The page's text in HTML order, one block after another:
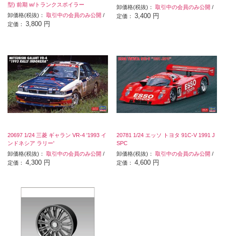
型) 前期 w/トランクスポイラー
卸価格(税抜)： 取引中の会員のみ公開 /
定価： 3,800 円
卸価格(税抜)：取引中の会員のみ公開 /
定価：3,400 円
20697 1/24 三菱 ギャラン VR-4 '1993 イ
ンドネシア ラリー'
卸価格(税抜)： 取引中の会員のみ公開 /
定価： 4,300 円
20781 1/24 エッソ トヨタ 91C-V 1991 J
SPC
卸価格(税抜)：取引中の会員のみ公開 /
定価：4,600 円